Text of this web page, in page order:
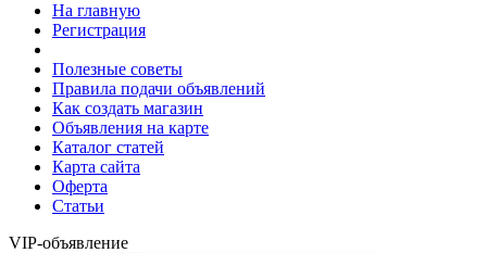
На главную
Регистрация
Полезные советы
Правила подачи объявлений
Как создать магазин
Объявления на карте
Каталог статей
Карта сайта
Оферта
Статьи
VIP-объявление